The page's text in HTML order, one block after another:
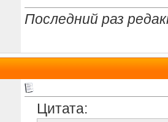
Последний раз
Цитата: